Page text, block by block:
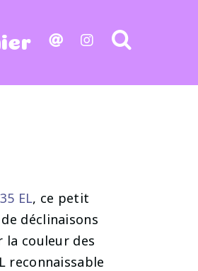
EL, ce petit
déclinaisons
la couleur des
reconnaissable